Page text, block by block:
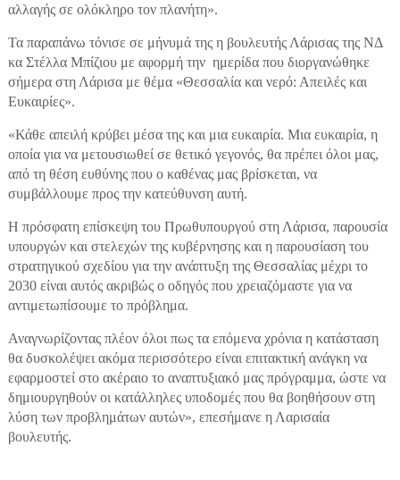
αλλαγής σε ολόκληρο τον πλανήτη».
Τα παραπάνω τόνισε σε μήνυμά της η βουλευτής Λάρισας της ΝΔ
κα Στέλλα Μπίζιου με αφορμή την ημερίδα που διοργανώθηκε
σήμερα στη Λάρισα με θέμα «Θεσσαλία και νερό: Απειλές και
Ευκαιρίες».
«Κάθε απειλή κρύβει μέσα της και μια ευκαιρία. Μια ευκαιρία, η
οποία για να μετουσιωθεί σε θετικό γεγονός, θα πρέπει όλοι μας,
από τη θέση ευθύνης που ο καθένας μας βρίσκεται, να
συμβάλλουμε προς την κατεύθυνση αυτή.
Η πρόσφατη επίσκεψη του Πρωθυπουργού στη Λάρισα, παρουσία
υπουργών και στελεχών της κυβέρνησης και η παρουσίαση του
στρατηγικού σχεδίου για την ανάπτυξη της Θεσσαλίας μέχρι το
2030 είναι αυτός ακριβώς ο οδηγός που χρειαζόμαστε για να
αντιμετωπίσουμε το πρόβλημα.
Αναγνωρίζοντας πλέον όλοι πως τα επόμενα χρόνια η κατάσταση
θα δυσκολέψει ακόμα περισσότερο είναι επιτακτική ανάγκη να
εφαρμοστεί στο ακέραιο το αναπτυξιακό μας πρόγραμμα, ώστε να
δημιουργηθούν οι κατάλληλες υποδομές που θα βοηθήσουν στη
λύση των προβλημάτων αυτών», επεσήμανε η Λαρισαία
βουλευτής.